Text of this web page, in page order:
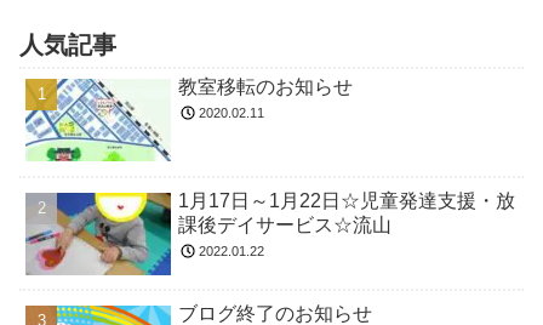
人気記事
教室移転のお知らせ
2020.02.11
1月17日～1月22日☆児童発達支援・放
課後デイサービス☆流山
2022.01.22
ブログ終了のお知らせ